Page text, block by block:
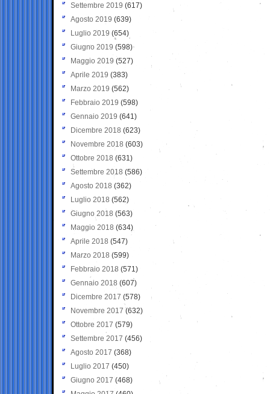
Settembre 2019 (617)
Agosto 2019 (639)
Luglio 2019 (654)
Giugno 2019 (598)
Maggio 2019 (527)
Aprile 2019 (383)
Marzo 2019 (562)
Febbraio 2019 (598)
Gennaio 2019 (641)
Dicembre 2018 (623)
Novembre 2018 (603)
Ottobre 2018 (631)
Settembre 2018 (586)
Agosto 2018 (362)
Luglio 2018 (562)
Giugno 2018 (563)
Maggio 2018 (634)
Aprile 2018 (547)
Marzo 2018 (599)
Febbraio 2018 (571)
Gennaio 2018 (607)
Dicembre 2017 (578)
Novembre 2017 (632)
Ottobre 2017 (579)
Settembre 2017 (456)
Agosto 2017 (368)
Luglio 2017 (450)
Giugno 2017 (468)